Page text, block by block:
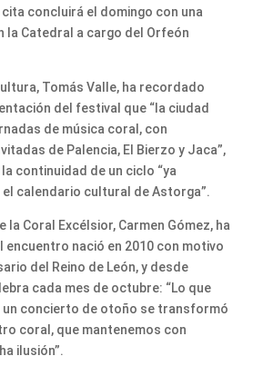
concluirá el domingo con una
la Catedral a cargo del Orfeón
Tomás Valle, ha recordado
del festival que “la ciudad
de música coral, con
de Palencia, El Bierzo y Jaca”,
continuidad de un ciclo “ya
calendario cultural de Astorga”.
la Coral Excélsior, Carmen Gómez, ha
encuentro nació en 2010 con motivo
del Reino de León, y desde
cada mes de octubre: “Lo que
un concierto de otoño se transformó
coral, que mantenemos con
ilusión”.